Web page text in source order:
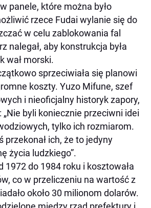
panele, które można było
rzece Fudai wylanie się do
w celu zablokowania fal
nalegał, aby konstrukcja była
wał morski.
sprzeciwiała się planowi
koszty. Yuzo Mifune, szef
i nieoficjalny historyk zapory,
„Nie byli koniecznie przeciwni idei
tylko ich rozmiarom.
przekonał ich, że to jedyny
życia ludzkiego”.
1972 do 1984 roku i kosztowała
co w przeliczeniu na wartość z
około 30 milionom dolarów.